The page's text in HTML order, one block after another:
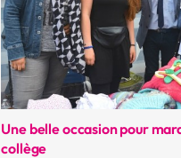
Moment de recueillement en
deux soldats français tués